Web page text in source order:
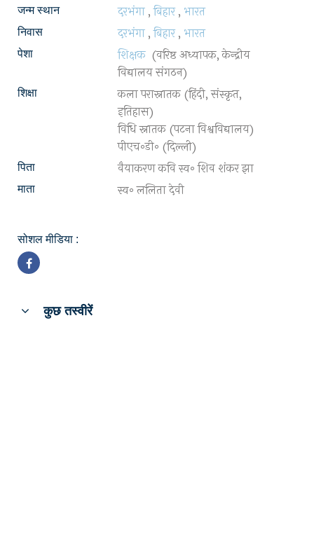
जन्म स्थान दरभंगा ,बिहार , भारत
निवास दरभंगा ,बिहार , भारत
पेशा शिक्षक (वरिष्ठ अध्यापक, केन्द्रीय
विद्यालय संगठन)
शिक्षा
कला परास्नातक (हिंदी, संस्कृत,
इतिहास)
विधि स्नातक (पटना विश्वविद्यालय)
पीएच॰डी॰ (दिल्ली)
पिता वैयाकरण कवि स्व॰ शिव शंकर झा
माता स्व॰ ललिता देवी
सोशल मीडिया :
कुछ तस्वीरें